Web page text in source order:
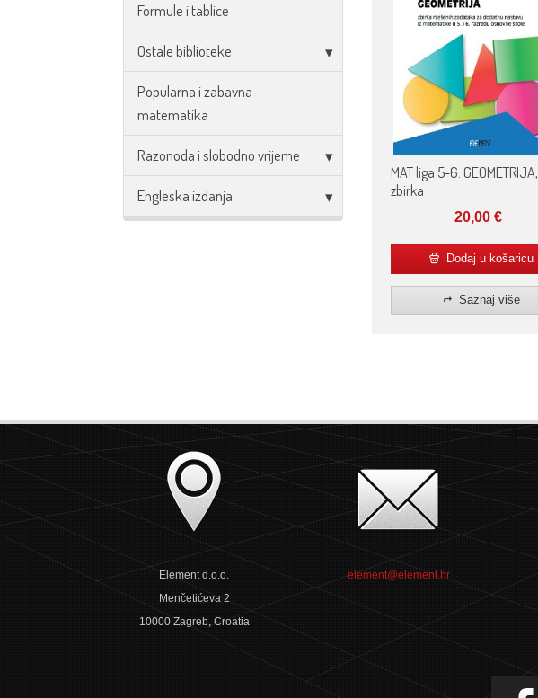
Formule i tablice
Ostale biblioteke
Popularna i zabavna
matematika
Razonoda i slobodno vrijeme
Engleska izdanja
MAT liga 5-6: GEOMETRIJA,
zbirka
20,00€
Dodaj u košaricu
Saznaj više
Element d.o.o.
Menčetićeva 2
10000 Zagreb, Croatia
element@element.hr